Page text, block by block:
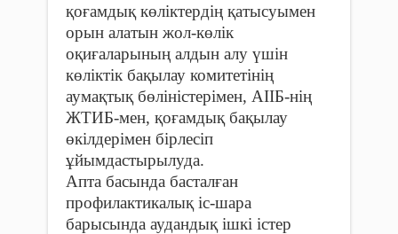
қоғамдық көліктердің қатысуымен
орын алатын жол-көлік
оқиғаларының алдын алу үшін
көліктік бақылау комитетінің
аумақтық бөліністерімен, АІІБ-нің
ЖТИБ-мен, қоғамдық бақылау
өкілдерімен бірлесіп
ұйымдастырылуда.
Апта басында басталған
профилактикалық іс-шара
барысында аудандық ішкі істер